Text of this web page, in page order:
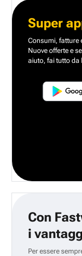
Super
Consumi, fatture
Nuove offerte e
aiuto, fai tutto da
Con
i
Per essere